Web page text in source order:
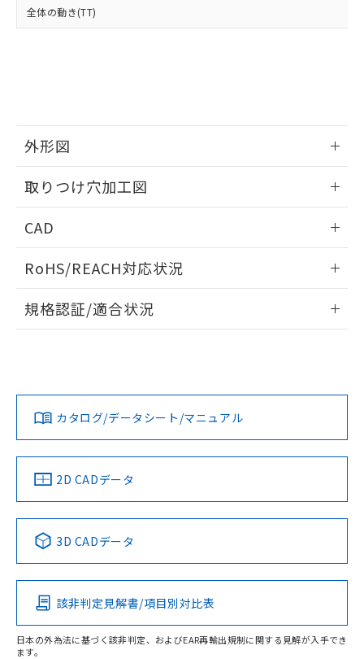
全体の動き(TT)
外形図
取りつけ穴加工図
CAD
ドすることができます。
ログイン/会員登録
ダウンロードデータをご利用いただく前に、以下を必ずお読
みください。
ソフトウェアの使用条件
RoHS/REACH対応状況
EU RoHS 注意事項・凡例
対応済み
中国 RoHS 注意事項・凡例
Pb Hg Cd Cr(VI)
O
規格認証/適合状況
カタログ/データシート/マニュアル
2D CADデータ
3D CADデータ
該非判定見解書/項目別対比表
日本の外為法に基づく該非判定、およびEAR再輸出規制に関する見解が入手でき
ます。
※当社の共同利用者とは、
の共同利用に関して"
の「1.共同利
EU RoHS指令（10物質）の非含有証明書
51物質の非含有証明書（当社基準）
荷製品に未対応品が混在することから備考
欄に対応日を記載しておりました。
既に当社にて対応品への在庫切替を完了
していることから、特段のことがない限
り、2022年1月12日より割愛しておりま